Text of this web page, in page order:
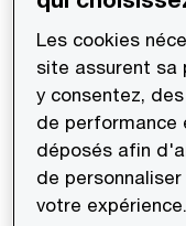
Sunopée :
PwC Société
due diligence
Virya Energy
Sunopée,
photovoltaïques
Les cookies
site assurent sa
y consentez,
de performance
déposés afin
de
votre expérience.